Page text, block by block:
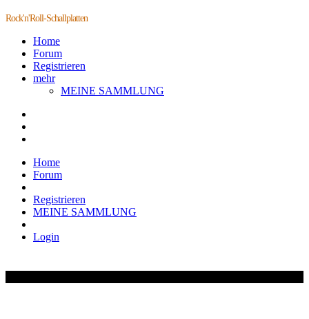
Rock'n'Roll-Schallplatten
Home
Forum
Registrieren
mehr
MEINE SAMMLUNG
Home
Forum
Registrieren
MEINE SAMMLUNG
Login